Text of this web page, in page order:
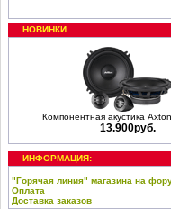
НОВИНКИ
Компонентная акустика
13.900руб.
ИНФОРМАЦИЯ:
"Горячая линия" магазина на
Оплата
Доставка заказов